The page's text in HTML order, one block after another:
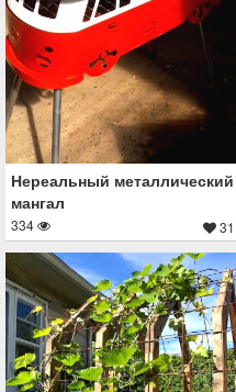
Нереальный металлический
мангал
334 31